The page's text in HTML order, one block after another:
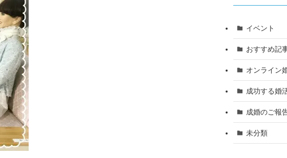
イベント
おすすめ記
オンライン
成功する婚
成婚のご報
未分類